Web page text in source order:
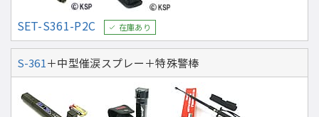
SET-S361-P2C 在庫あり
S-361＋中型催涙スプレー＋特殊警棒